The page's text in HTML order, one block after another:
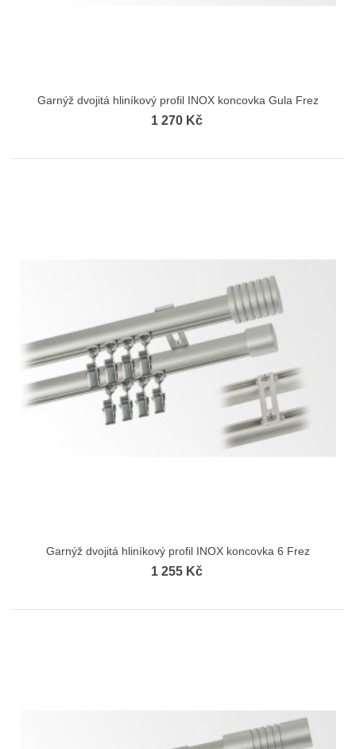
Garnýž dvojitá hliníkový profil INOX koncovka Gula Frez
1 270 Kč
Garnýž dvojitá hliníkový profil INOX koncovka 6 Frez
1 255 Kč